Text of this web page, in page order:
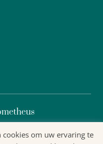
cookies om uw ervaring te